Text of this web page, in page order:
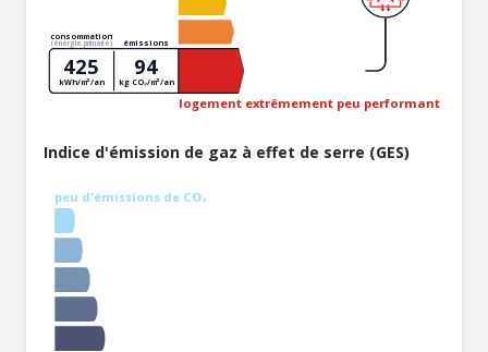
logement extrêmement peu performant
consommation
(énergie primaire) émissions
425
kWh/m²/an
94
kg CO₂/m²/an
Indice d'émission de gaz à effet de serre (GES)
peu d'émissions de CO₂